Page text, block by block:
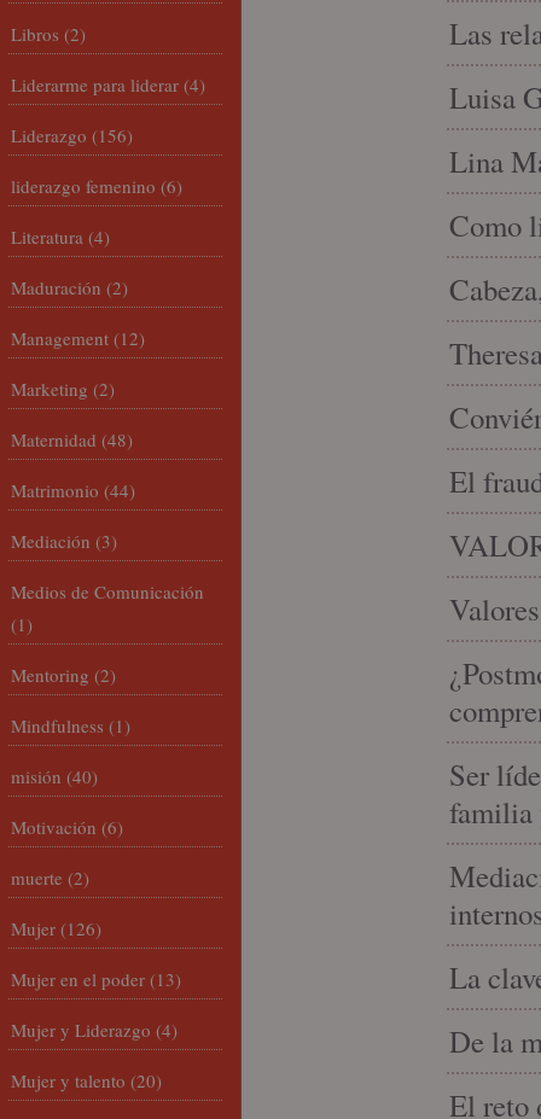
Las
Luisa
Lina
Como
El
Ser
familia
La
De la
El reto
Libros (2)
Liderarme para liderar (4)
Liderazgo (156)
liderazgo femenino (6)
Literatura (4)
Maduración (2)
Management (12)
Marketing (2)
Maternidad (48)
Matrimonio (44)
Mediación (3)
Medios de Comunicación
(1)
Mentoring (2)
Mindfulness (1)
misión (40)
Motivación (6)
muerte (2)
Mujer (126)
Mujer en el poder (13)
Mujer y Liderazgo (4)
Mujer y talento (20)